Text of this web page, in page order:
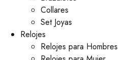
Collares
Set Joyas
Relojes
Relojes para Hombres